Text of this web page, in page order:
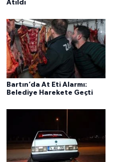
Atıldı
Bartın’da At Eti Alarmı:
Belediye Harekete Geçti